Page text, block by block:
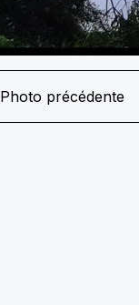
Photo précédente